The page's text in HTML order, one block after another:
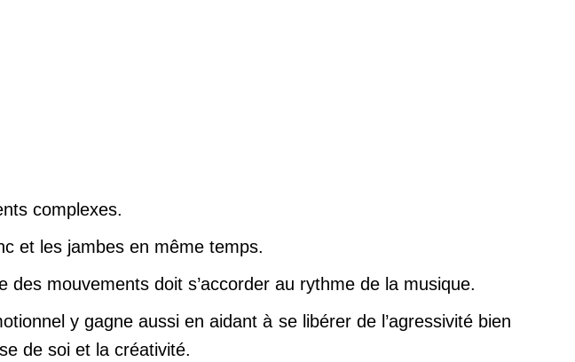
complexes.
et les jambes en même temps.
mouvements doit s’accorder au rythme de la musique.
y gagne aussi en aidant à se libérer de l’agressivité bien
de soi et la créativité.